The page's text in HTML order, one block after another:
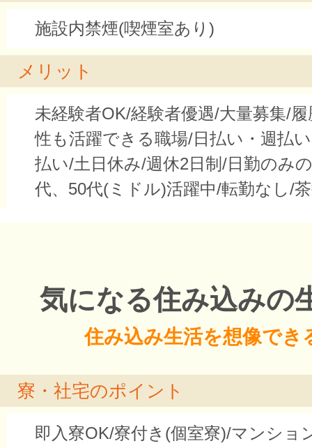
施設内禁煙(喫煙室あり)
メリット
未経験者OK/経験者優遇/大量募集/
性も活躍できる職場/日払い・週払
払い/土日休み/週休2日制/日勤のみ
代、50代(ミドル)活躍中/転勤なし/
気になる住み込みの
住み込み生活を想像でき
寮・社宅のポイント
即入寮OK/寮付き(個室寮)/マンショ